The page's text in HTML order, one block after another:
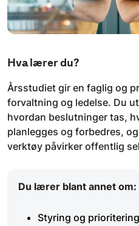
Hva lærer du?
Årsstudiet gir en faglig og
forvaltning og ledelse. Du
hvordan beslutninger tas,
planlegges og forbedres,
verktøy påvirker offentlig
Du lærer blant annet om:
Styring og